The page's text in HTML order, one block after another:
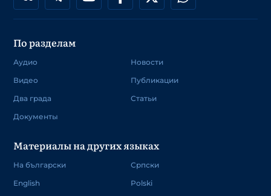
По разделам
Аудио
Видео
Два града
Документы
Новости
Публикации
Статьи
Материалы на других языках
На български
English
Српски
Polski